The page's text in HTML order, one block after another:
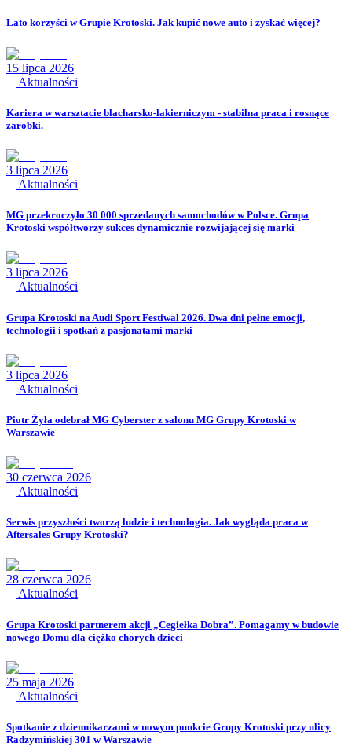
Lato korzyści w Grupie Krotoski. Jak kupić nowe auto i zyskać więcej?
15 lipca 2026
Aktualności
Kariera w warsztacie blacharsko-lakierniczym - stabilna praca i rosnące
zarobki.
3 lipca 2026
Aktualności
MG przekroczyło 30 000 sprzedanych samochodów w Polsce. Grupa
Krotoski współtworzy sukces dynamicznie rozwijającej się marki
3 lipca 2026
Aktualności
Grupa Krotoski na Audi Sport Festiwal 2026. Dwa dni pełne emocji,
technologii i spotkań z pasjonatami marki
3 lipca 2026
Aktualności
Piotr Żyła odebrał MG Cyberster z salonu MG Grupy Krotoski w
Warszawie
30 czerwca 2026
Aktualności
Serwis przyszłości tworzą ludzie i technologia. Jak wygląda praca w
Aftersales Grupy Krotoski?
28 czerwca 2026
Aktualności
Grupa Krotoski partnerem akcji „Cegiełka Dobra”. Pomagamy w budowie
nowego Domu dla ciężko chorych dzieci
25 maja 2026
Aktualności
Spotkanie z dziennikarzami w nowym punkcie Grupy Krotoski przy ulicy
Radzymińskiej 301 w Warszawie